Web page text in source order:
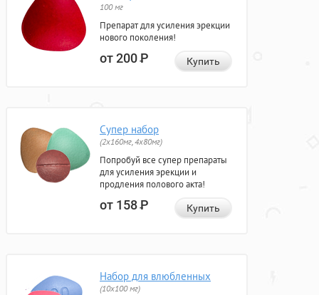
100 мг
Препарат для усиления эрекции
нового поколения!
от 200Р Купить
Супер набор
(2х160мг, 4х80мг)
Попробуй все супер препараты
для усиления эрекции и
продления полового акта!
от 158Р Купить
Набор для влюбленных
(10х100 мг)